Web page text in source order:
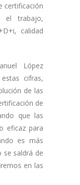
certificación
el trabajo,
calidad
López
cifras,
de las
de
que las
eficaz para
es más
se saldrá de
en las